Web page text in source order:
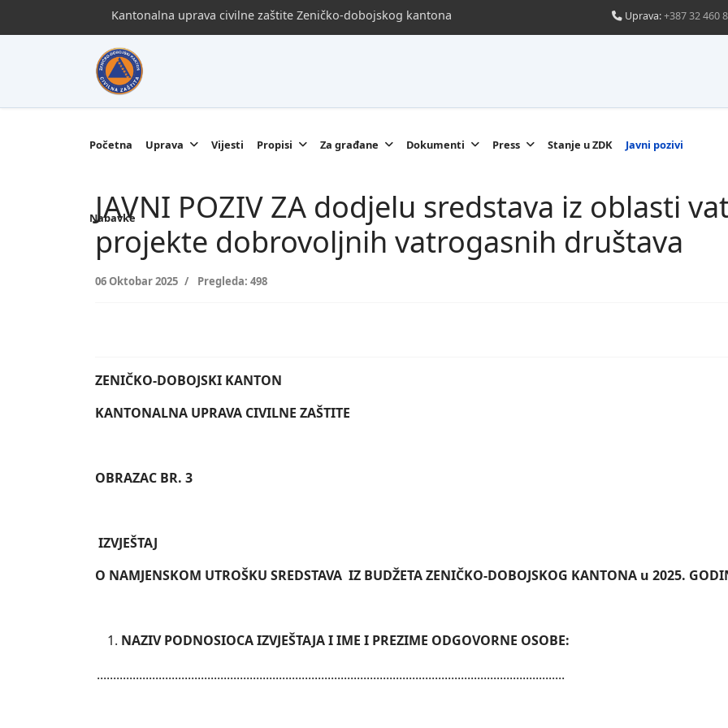
Kantonalna uprava civilne zaštite Zeničko-dobojskog kantona Uprava:+387 32 460
Početna Uprava Vijesti Propisi Za građane Dokumenti Press Stanje u ZDK Javni pozivi
Nabavke
JAVNI POZIV ZA dodjelu sredstava iz oblasti
projekte dobrovoljnih vatrogasnih društava
06 Oktobar 2025 Pregleda: 498
ZENIČKO-DOBOJSKI KANTON
KANTONALNA UPRAVA CIVILNE ZAŠTITE
OBRAZAC BR. 3
IZVJEŠTAJ
O NAMJENSKOM UTROŠKU SREDSTAVA IZ BUDŽETA ZENIČKO-DOBOJSKOG KANTONA u 2025.
NAZIV PODNOSIOCA IZVJEŠTAJA I IME I PREZIME ODGOVORNE OSOBE:
................................................................................................................................................